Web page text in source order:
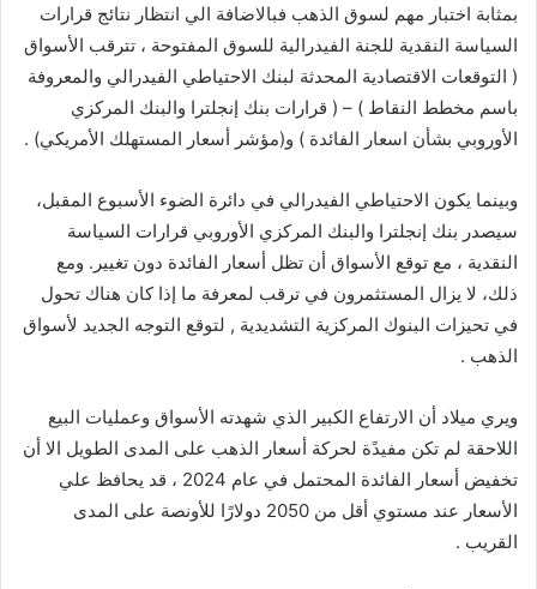
بمثابة اختبار مهم لسوق الذهب فبالاضافة الي انتظار نتائج قرارات
السياسة النقدية للجنة الفيدرالية للسوق المفتوحة ، تترقب الأسواق
( التوقعات الاقتصادية المحدثة لبنك الاحتياطي الفيدرالي والمعروفة
باسم مخطط النقاط ) – ( قرارات بنك إنجلترا والبنك المركزي
الأوروبي بشأن اسعار الفائدة ) و(مؤشر أسعار المستهلك الأمريكي) .
وبينما يكون الاحتياطي الفيدرالي في دائرة الضوء الأسبوع المقبل،
سيصدر بنك إنجلترا والبنك المركزي الأوروبي قرارات السياسة
النقدية ، مع توقع الأسواق أن تظل أسعار الفائدة دون تغيير. ومع
ذلك، لا يزال المستثمرون في ترقب لمعرفة ما إذا كان هناك تحول
في تحيزات البنوك المركزية التشديدية , لتوقع التوجه الجديد لأسواق
الذهب .
ويري ميلاد أن الارتفاع الكبير الذي شهدته الأسواق وعمليات البيع
اللاحقة لم تكن مفيدًة لحركة أسعار الذهب على المدى الطويل الا أن
تخفيض أسعار الفائدة المحتمل في عام 2024 ، قد يحافظ علي
الأسعار عند مستوي أقل من 2050 دولارًا للأونصة على المدى
القريب .